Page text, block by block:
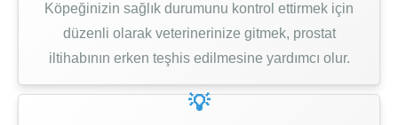
Köpeğinizin sağlık durumunu kontrol ettirmek için
düzenli olarak veterinerinize gitmek, prostat
iltihabının erken teşhis edilmesine yardımcı olur.